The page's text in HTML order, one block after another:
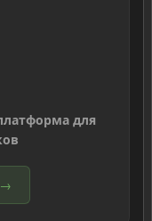
для